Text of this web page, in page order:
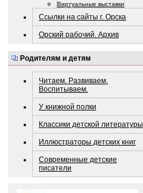
Виртуальные выставки
Ссылки на сайты г. Орска
Орский рабочий. Архив
Родителям и детям
Читаем. Развиваем.
Воспитываем.
У книжной полки
Классики детской литературы
Иллюстраторы детских книг
Современные детские
писатели